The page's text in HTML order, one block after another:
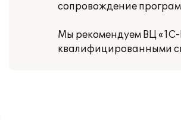
сопровождение
Мы рекомендуем ВЦ
квалифицированными